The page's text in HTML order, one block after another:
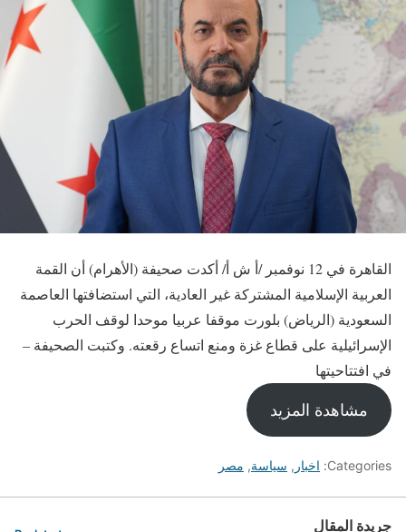
القاهرة في 12 نوفمبر /أ ش أ/ أكدت صحيفة (الأهرام) أن القمة
العربية الإسلامية المشتركة غير العادية، التي استضافتها العاصمة
السعودية (الرياض) بلورت موقفا عربيا موحدا لوقف الحرب
الإسرائيلية على قطاع غزة ومنع اتساع رقعته. وكتبت الصحيفة –
في افتتاحيتها
مشاهدة المزيد
Categories: اخبار , سياسة, مصر
جريدة المقال